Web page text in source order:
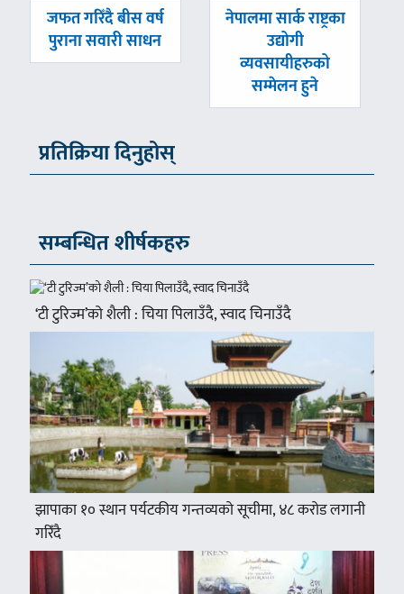
पछिल्लाे
-
जफत गरिँदै बीस वर्ष
पुराना सवारी साधन
अघिल्लाे
नेपालमा सार्क राष्ट्रका
उद्योगी
व्यवसायीहरुको
सम्मेलन हुने
प्रतिक्रिया दिनुहोस्
सम्बन्धित शीर्षकहरु
‘टी टुरिज्म’को शैली : चिया पिलाउँदै, स्वाद चिनाउँदै
झापाका १० स्थान पर्यटकीय गन्तव्यको सूचीमा, ४८ करोड लगानी
गरिँदै